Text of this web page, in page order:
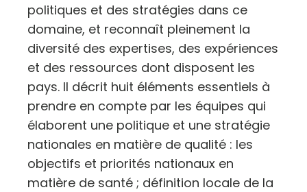
politiques et des stratégies dans ce
domaine, et reconnaît pleinement la
diversité des expertises, des expériences
et des ressources dont disposent les
pays. Il décrit huit éléments essentiels à
prendre en compte par les équipes qui
élaborent une politique et une stratégie
nationales en matière de qualité : les
objectifs et priorités nationaux en
matière de santé ; définition locale de la